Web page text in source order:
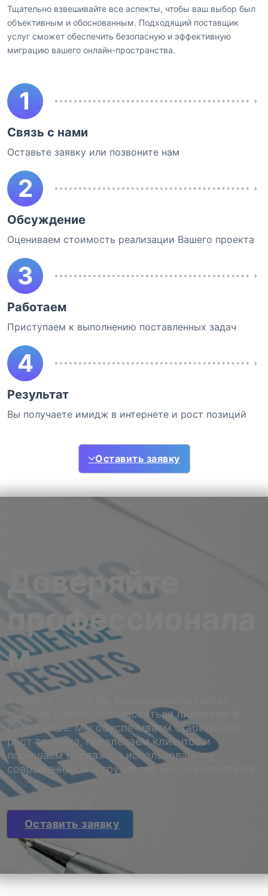
Тщательно взвешивайте все аспекты, чтобы ваш выбор был
объективным и обоснованным. Подходящий поставщик
услуг сможет обеспечить безопасную и эффективную
миграцию вашего онлайн-пространства.
1
Связь с нами
Оставьте заявку или позвоните нам
2
Обсуждение
Оцениваем стоимость реализации Вашего проекта
3
Работаем
Приступаем к выполнению поставленных задач
4
Результат
Вы получаете имидж в интернете и рост позиций
Оставить заявку
Доверяйте
профессионала
м
помогая бизнесам становиться лидерами в
своей нише. Мы обеспечиваем стабильный
рост трафика, привлекаем клиентов и
повышаем продажи с использованием
современных инструментов SEO и маркетинга.
Оставить заявку